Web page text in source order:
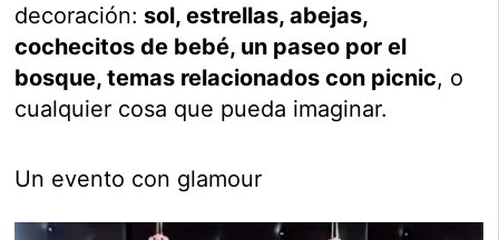
decoración: sol, estrellas, abejas,
cochecitos de bebé, un paseo por el
bosque, temas relacionados con picnic, o
cualquier cosa que pueda imaginar.
Un evento con glamour